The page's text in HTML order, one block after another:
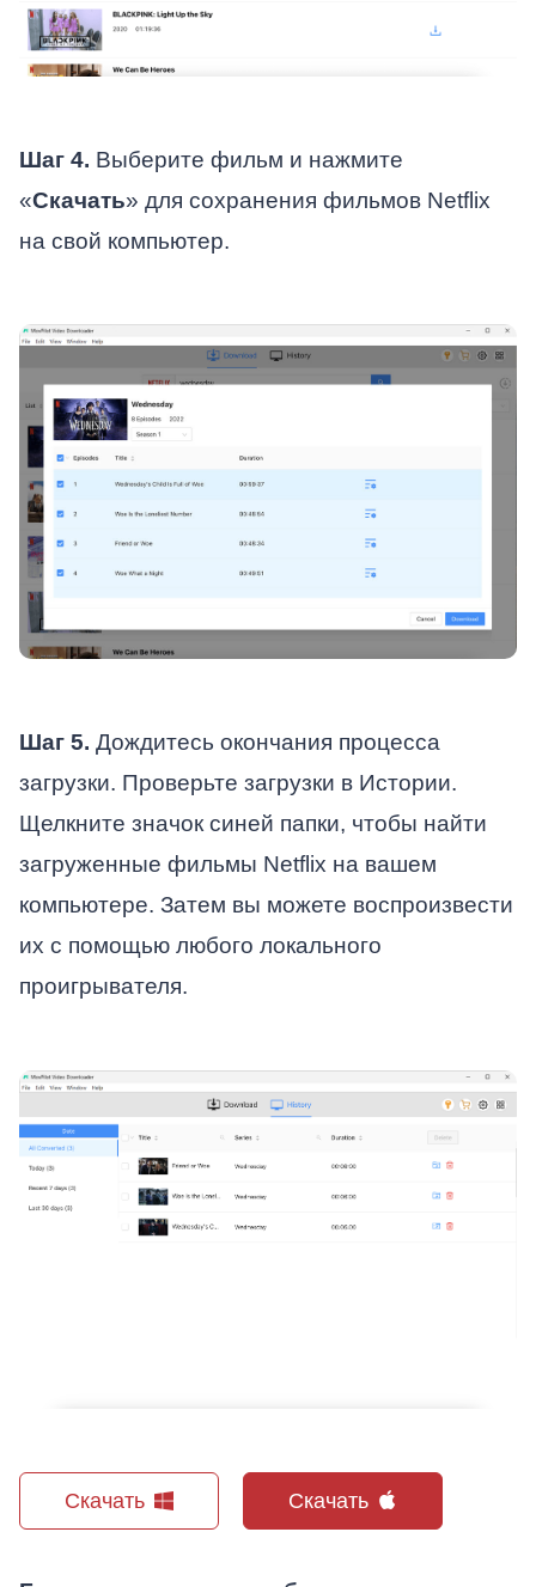
Шаг 4. Выберите фильм и нажмите
«Скачать» для сохранения фильмов Netflix
на свой компьютер.
Шаг 5. Дождитесь окончания процесса
загрузки. Проверьте загрузки в Истории.
Щелкните значок синей папки, чтобы найти
загруженные фильмы Netflix на вашем
компьютере. Затем вы можете воспроизвести
их с помощью любого локального
проигрывателя.
Скачать Скачать